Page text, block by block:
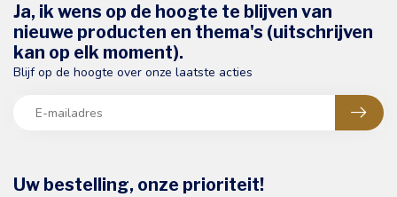
Uw bestelling, onze prioriteit!
Ja, ik wens op de hoogte te blijven van
nieuwe producten en thema's (uitschrijven
kan op elk moment).
Blijf op de hoogte over onze laatste acties